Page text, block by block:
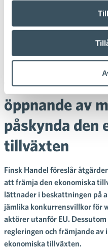
Finsk Handel
beskattning av
öppnande av
påskynda den
tillväxten
Finsk Handel föreslår
att främja den ekonomiska
lättnader i beskattningen på
jämlika konkurrensvillkor för
aktörer utanför EU.
regleringen och främjande
ekonomiska tillväxten.